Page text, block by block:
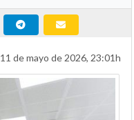
11 de mayo de 2026, 23:01h